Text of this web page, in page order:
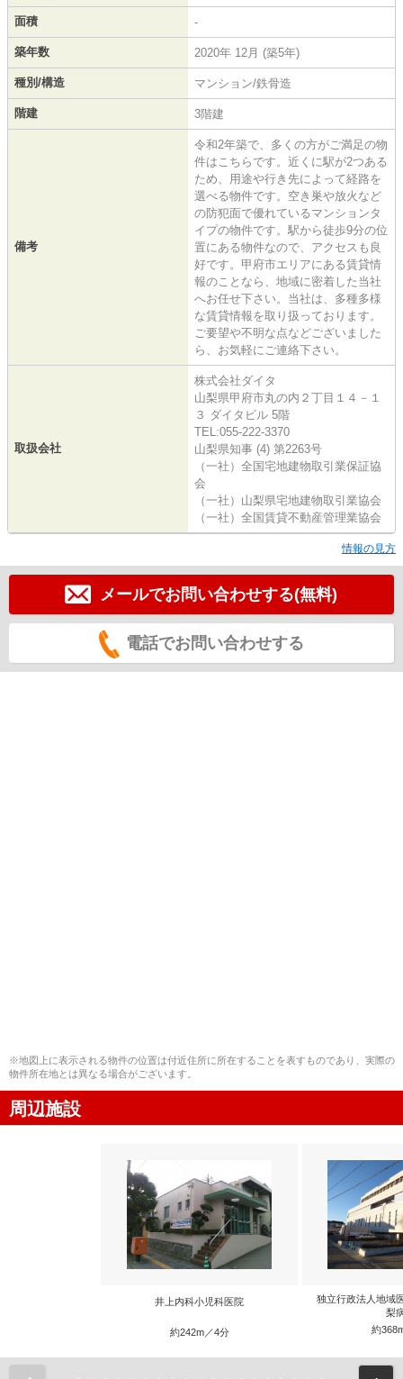
面積 -
築年数 2020年 12月 (築5年)
種別/構造 マンション/鉄骨造
階建 3階建
備考
令和2年築で、多くの方がご満足の物
件はこちらです。近くに駅が2つある
ため、用途や行き先によって経路を
選べる物件です。空き巣や放火など
の防犯面で優れているマンションタ
イプの物件です。駅から徒歩9分の位
置にある物件なので、アクセスも良
好です。甲府市エリアにある賃貸情
報のことなら、地域に密着した当社
へお任せ下さい。当社は、多種多様
な賃貸情報を取り扱っております。
ご要望や不明な点などございました
ら、お気軽にご連絡下さい。
取扱会社
株式会社ダイタ
山梨県甲府市丸の内２丁目１４－１
３ ダイタビル 5階
TEL:055-222-3370
山梨県知事 (4) 第2263号
（一社）全国宅地建物取引業保証協
会
（一社）山梨県宅地建物取引業協会
（一社）全国賃貸不動産管理業協会
情報の見方
メールでお問い合わせする(無料)
電話でお問い合わせする
※地図上に表示される物件の位置は付近住所に所在することを表すものであり、実際の
物件所在地とは異なる場合がございます。
周辺施設
井上内科小児科医院
約242m／4分
独立行政法人地域
梨
約